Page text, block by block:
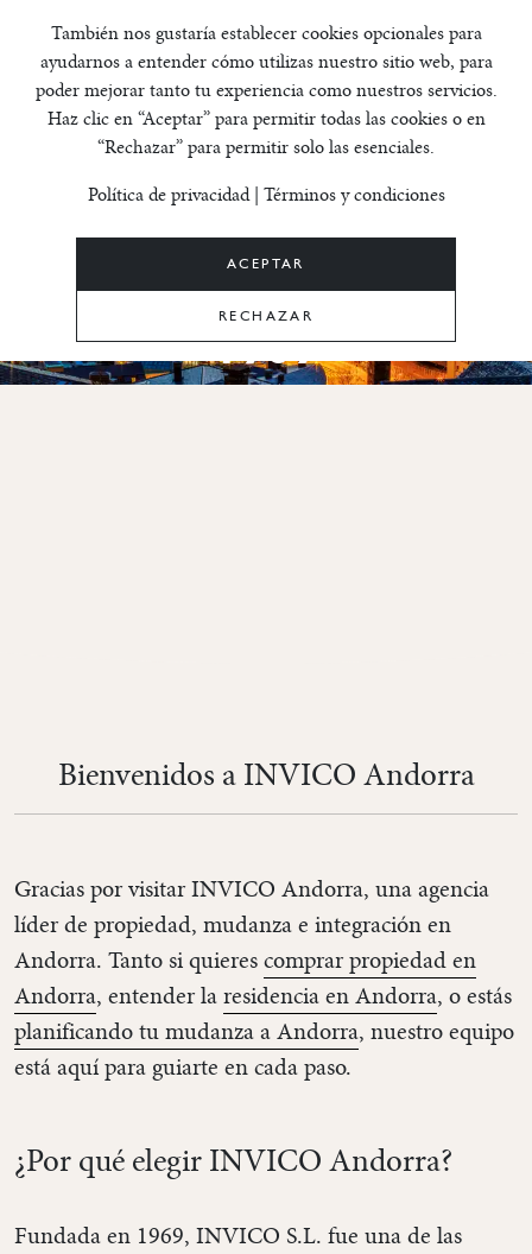
Configuración de cookies
También nos gustaría establecer cookies opcionales para
ayudarnos a entender cómo utilizas nuestro sitio web, para
poder mejorar tanto tu experiencia como nuestros servicios.
Haz clic en “Aceptar” para permitir todas las cookies o en
“Rechazar” para permitir solo las esenciales.
Política de privacidad| Términos y condiciones
ACEPTAR
RECHAZAR
Expertos en
propiedad y
reubicación en
Andorra desde
1969
Bienvenidos a INVICO Andorra
Gracias por visitar INVICO Andorra, una agencia
líder de propiedad, mudanza e integración en
Andorra. Tanto si quierescomprar propiedad en
Andorra, entender laresidencia en Andorra, o estás
planificando tu mudanza a Andorra, nuestro equipo
está aquí para guiarte en cada paso.
¿Por qué elegir INVICO Andorra?
Fundada en 1969, INVICO S.L. fue una de las